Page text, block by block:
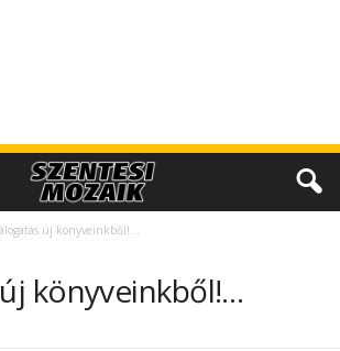
új könyveinkből!…
könyveinkből!…